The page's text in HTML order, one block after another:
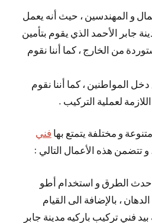
و المهندسين ، حيث أنه يعمل
جابر الأحمد الذي يقوم بتأمين
من الخارج ، كما أننا نقوم
المواطنين ، كما أننا نقوم
لعملية التركيب .
و مختلفة يتمتع بها فني
و تتضمن هذه الأعمال التالي :
أحدث الطرق و استخدام أطو
، بالإضافة الى القيام
فني تركيب باركيه مدينة جابر